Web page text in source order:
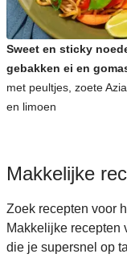
Sweet en sticky
gebakken ei en
met peultjes, zoete
en limoen
Makkelijke
Zoek recepten voor
Makkelijke recepten
die je supersnel op